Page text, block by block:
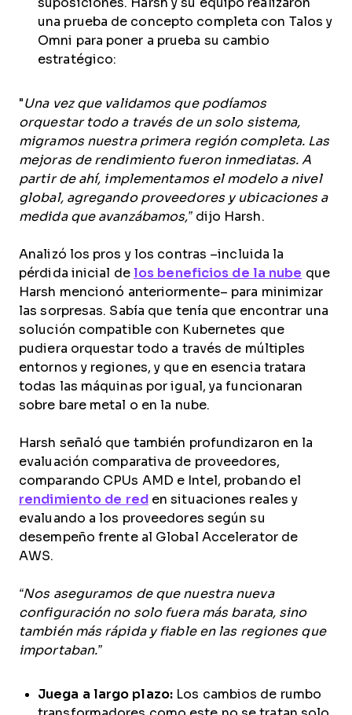
suposiciones. Harsh y su equipo realizaron
una prueba de concepto completa con Talos y
Omni para poner a prueba su cambio
estratégico:
"Una vez que validamos que podíamos
orquestar todo a través de un solo sistema,
migramos nuestra primera región completa. Las
mejoras de rendimiento fueron inmediatas. A
partir de ahí, implementamos el modelo a nivel
global, agregando proveedores y ubicaciones a
medida que avanzábamos,”dijo Harsh.
Analizó los pros y los contras –incluida la
pérdida inicial de los beneficios de la nube que
Harsh mencionó anteriormente– para minimizar
las sorpresas. Sabía que tenía que encontrar una
solución compatible con Kubernetes que
pudiera orquestar todo a través de múltiples
entornos y regiones, y que en esencia tratara
todas las máquinas por igual, ya funcionaran
sobre bare metal o en la nube.
Harsh señaló que también profundizaron en la
evaluación comparativa de proveedores,
comparando CPUs AMD e Intel, probando el
rendimiento de red en situaciones reales y
evaluando a los proveedores según su
desempeño frente al Global Accelerator de
AWS.
“Nos aseguramos de que nuestra nueva
configuración no solo fuera más barata, sino
también más rápida y fiable en las regiones que
importaban.”
Juega a largo plazo: Los cambios de rumbo